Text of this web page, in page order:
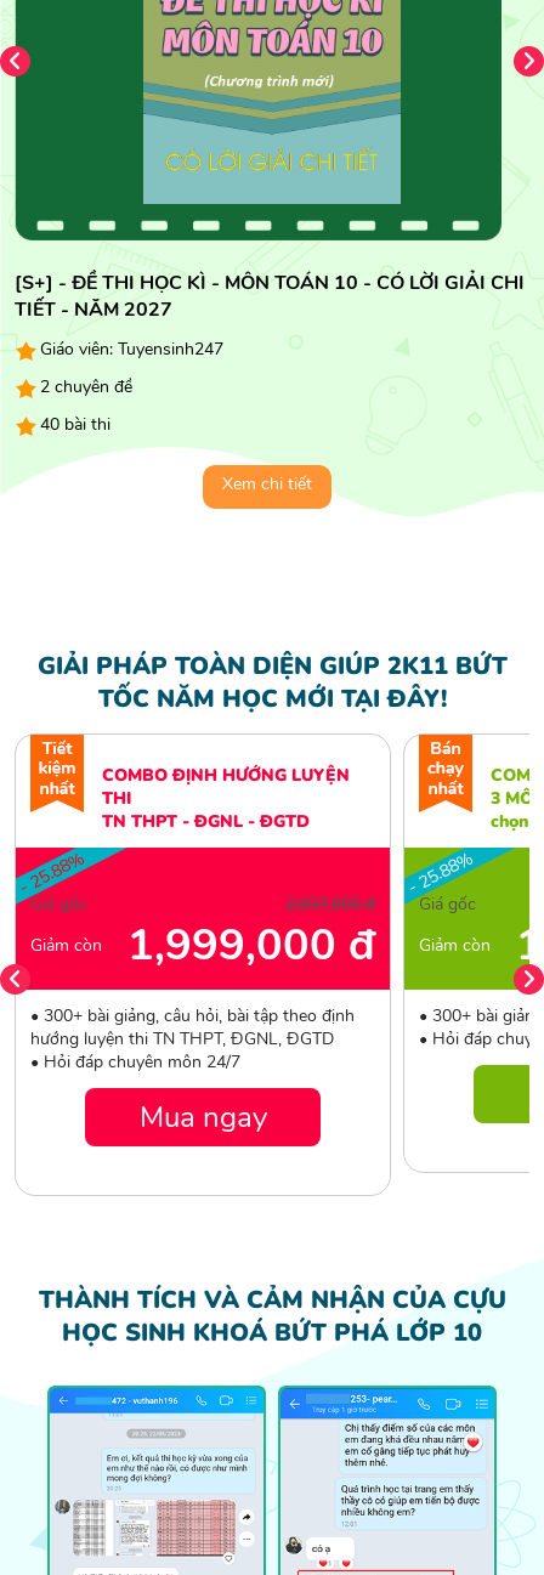
[S+] - ĐỀ THI HỌC KÌ - MÔN TOÁN 10 - CÓ LỜI GIẢI CHI
TIẾT - NĂM 2027
Giáo viên: Tuyensinh247
2 chuyên đề
40 bài thi
Xem chi tiết
GIẢI PHÁP TOÀN DIỆN GIÚP 2K11 BỨT
TỐC NĂM HỌC MỚI TẠI ĐÂY!
COMBO ĐỊNH HƯỚNG LUYỆN
THI
TN THPT - ĐGNL - ĐGTD
- 25.88%
Giá gốc
2,697,000 đ
Giảm còn
1,999,000 đ
• 300+ bài giảng, câu hỏi, bài tập theo định
hướng luyện thi TN THPT, ĐGNL, ĐGTD
• Hỏi đáp chuyên môn 24/7
Mua ngay
3
chọn
- 25.88%
Giá gốc
Giảm còn
• 300+ bài
• Hỏi đáp
THÀNH TÍCH VÀ CẢM NHẬN CỦA CỰU
HỌC SINH KHOÁ BỨT PHÁ LỚP 10